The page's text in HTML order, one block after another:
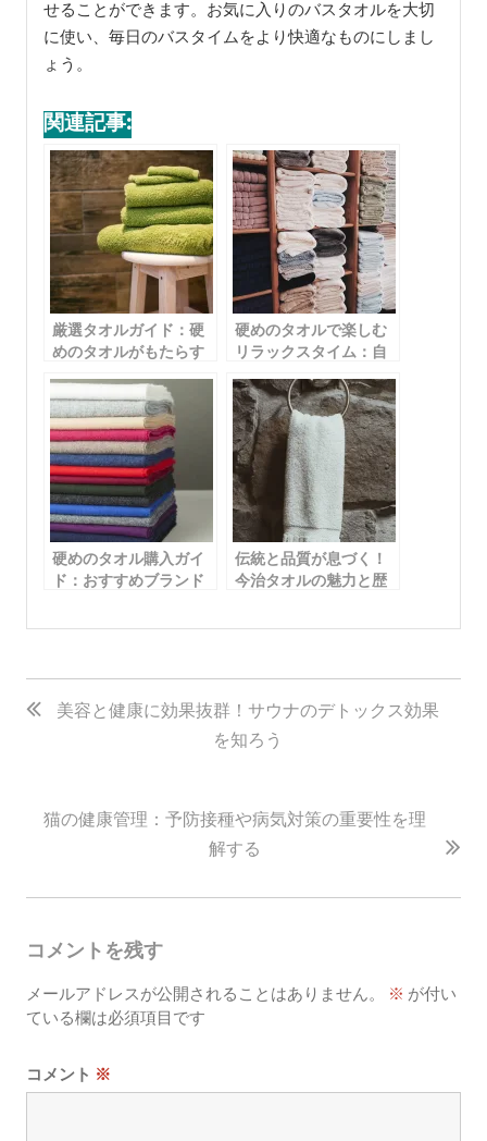
せることができます。お気に入りのバスタオルを大切
に使い、毎日のバスタイムをより快適なものにしまし
ょう。
関連記事:
厳選タオルガイド：硬
めのタオルがもたらす
硬めのタオルで楽しむ
リラックスタイム：自
体験
硬めのタオル購入ガイ
ド：おすすめブランド
伝統と品質が息づく！
今治タオルの魅力と歴
投
稿
ゲ
シ
ン
美容と健康に効果抜群！サウナのデトックス効果
を知ろう
猫の健康管理：予防接種や病気対策の重要性を理
解する
コメントを残す
メールアドレスが公開されることはありません。 ※ が付い
ている欄は必須項目です
コメント ※